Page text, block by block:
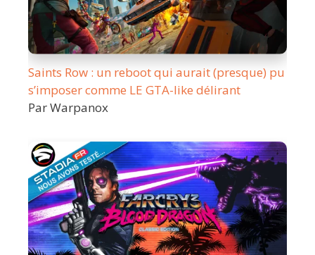
Saints Row : un reboot qui aurait (presque) pu
s’imposer comme LE GTA-like délirant
Par Warpanox